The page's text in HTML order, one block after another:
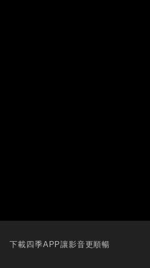
下載四季APP讓影音更順暢